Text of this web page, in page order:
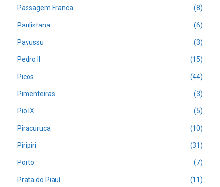
Passagem Franca (8)
Paulistana (6)
Pavussu (3)
Pedro II (15)
Picos (44)
Pimenteiras (3)
Pio IX (5)
Piracuruca (10)
Piripiri (31)
Porto (7)
Prata do Piauí (11)